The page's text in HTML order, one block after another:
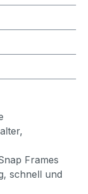
Frames
schnell und